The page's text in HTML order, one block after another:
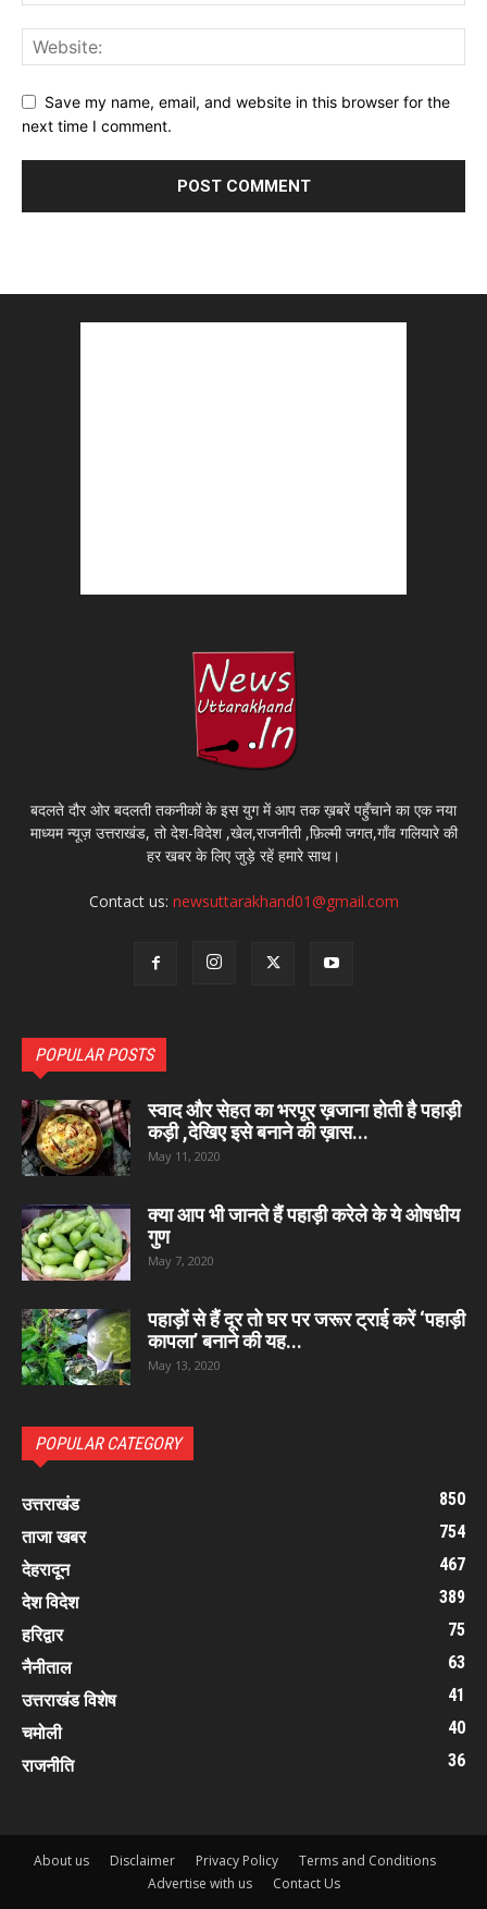
Save my name, email, and website in this browser for the
next time I comment.
बदलते दौर ओर बदलती तकनीकों के इस युग में आप तक ख़बरें पहुँचाने का एक नया
माध्यम न्यूज़ उत्तराखंड, तो देश-विदेश ,खेल,राजनीती ,फ़िल्मी जगत,गाँव गलियारे की
हर खबर के लिए जुड़े रहें हमारे साथ।
Contact us: newsuttarakhand01@gmail.com
POPULAR POSTS
स्वाद और सेहत का भरपूर ख़जाना होती है पहाड़ी
कड़ी ,देखिए इसे बनाने की ख़ास...
May 11, 2020
क्या आप भी जानते हैं पहाड़ी करेले के ये ओषधीय
गुण
May 7, 2020
पहाड़ों से हैं दूर तो घर पर जरूर ट्राई करें ‘पहाड़ी
कापला’ बनाने की यह...
May 13, 2020
POPULAR CATEGORY
उत्तराखंड
850
ताजा खबर
754
देहरादून
467
देश विदेश
389
हरिद्वार
75
नैनीताल
63
उत्तराखंड विशेष
41
चमोली
40
राजनीति
36
About us Disclaimer Privacy Policy
Terms and Conditions
Advertise with us
Contact Us